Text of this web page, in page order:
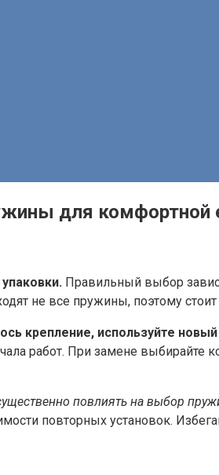
для комфортной
Правильный выбор
не все пружины, поэтому
крепление, используйте
работ. При замене выбирайте
повлиять на выбор
повторных установок.